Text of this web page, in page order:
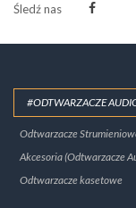
Śledź nas
#ODTWARZACZE
Odtwarzacze
Akcesoria (Odtwarzacze
Odtwarzacze kasetowe